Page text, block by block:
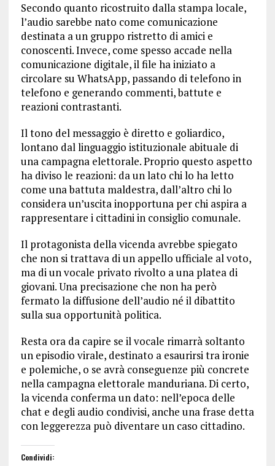
Secondo quanto ricostruito dalla stampa locale,
l’audio sarebbe nato come comunicazione
destinata a un gruppo ristretto di amici e
conoscenti. Invece, come spesso accade nella
comunicazione digitale, il file ha iniziato a
circolare su WhatsApp, passando di telefono in
telefono e generando commenti, battute e
reazioni contrastanti.
Il tono del messaggio è diretto e goliardico,
lontano dal linguaggio istituzionale abituale di
una campagna elettorale. Proprio questo aspetto
ha diviso le reazioni: da un lato chi lo ha letto
come una battuta maldestra, dall’altro chi lo
considera un’uscita inopportuna per chi aspira a
rappresentare i cittadini in consiglio comunale.
Il protagonista della vicenda avrebbe spiegato
che non si trattava di un appello ufficiale al voto,
ma di un vocale privato rivolto a una platea di
giovani. Una precisazione che non ha però
fermato la diffusione dell’audio né il dibattito
sulla sua opportunità politica.
Resta ora da capire se il vocale rimarrà soltanto
un episodio virale, destinato a esaurirsi tra ironie
e polemiche, o se avrà conseguenze più concrete
nella campagna elettorale manduriana. Di certo,
la vicenda conferma un dato: nell’epoca delle
chat e degli audio condivisi, anche una frase detta
con leggerezza può diventare un caso cittadino.
Condividi: